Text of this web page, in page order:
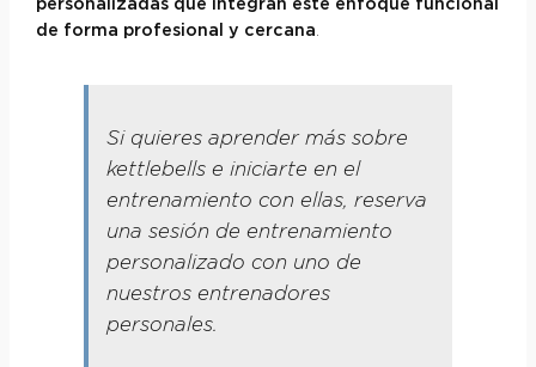
personalizadas que integran este enfoque funcional
de forma profesional y cercana.
Si quieres aprender más sobre
kettlebells e iniciarte en el
entrenamiento con ellas, reserva
una sesión de entrenamiento
personalizado con uno de
nuestros entrenadores
personales.